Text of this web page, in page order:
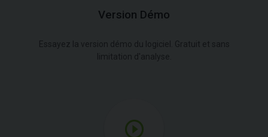
Version Démo
Essayez la version démo du logiciel. Gratuit et sans
limitation d'analyse.